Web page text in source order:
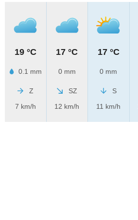
19 °C
0.1 mm
Z
7 km/h
17 °C
0 mm
SZ
12 km/h
17 °C
0 mm
S
11 km/h